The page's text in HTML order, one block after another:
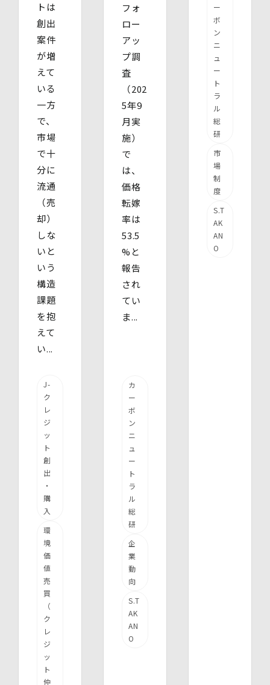
トは
創出
案件
が増
えて
いる
一方
で、
市場
で十
分に
流通
（売
却）
しな
いと
いう
構造
課題
を抱
えて
い...
J-
ク
レ
ジ
ッ
ト
創
出
・
購
入
環
境
価
値
売
買
（
ク
レ
ジ
ッ
ト
仲
フォ
ロー
アッ
プ調
査
（202
5年9
月実
施）
で
は、
価格
転嫁
率は
53.5
%と
報告
され
てい
ま...
カ
ー
ボ
ン
ニ
ュ
ー
ト
ラ
ル
総
研
企
業
動
向
S.T
AK
AN
O
ー
ボ
ン
ニ
ュ
ー
ト
ラ
ル
総
研
市
場
制
度
S.T
AK
AN
O